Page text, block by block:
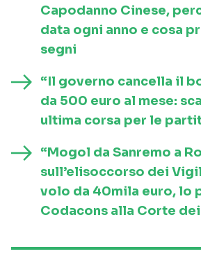
Capodanno Cinese,
data ogni anno e cosa
segni
“Il governo cancella il
da 500 euro al mese:
ultima corsa per le
“Mogol da Sanremo a
sull’elisoccorso dei
volo da 40mila euro, lo
Codacons alla Corte